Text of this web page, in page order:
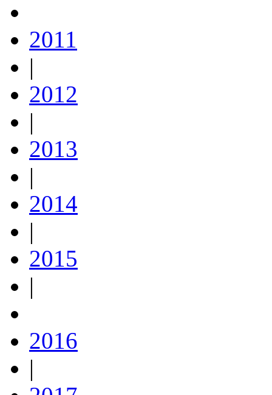
2011
|
2012
|
2013
|
2014
|
2015
|
2016
|